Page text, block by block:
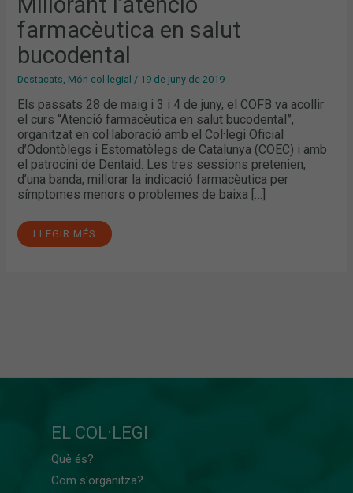
farmacèutica en salut
bucodental
Destacats Món col·legial / 19 de juny de 2019
Els passats 28 de maig i 3 i 4 de juny, el COFB va acollir
el curs “Atenció farmacèutica en salut bucodental”,
organitzat en col·laboració amb el Col·legi Oficial
d’Odontòlegs i Estomatòlegs de Catalunya (COEC) i amb
el patrocini de Dentaid. Les tres sessions pretenien,
d’una banda, millorar la indicació farmacèutica per
símptomes menors o problemes de baixa […]
LLEGIR MÉS
EL COL·LEGI
Què és?
Com s'organitza?